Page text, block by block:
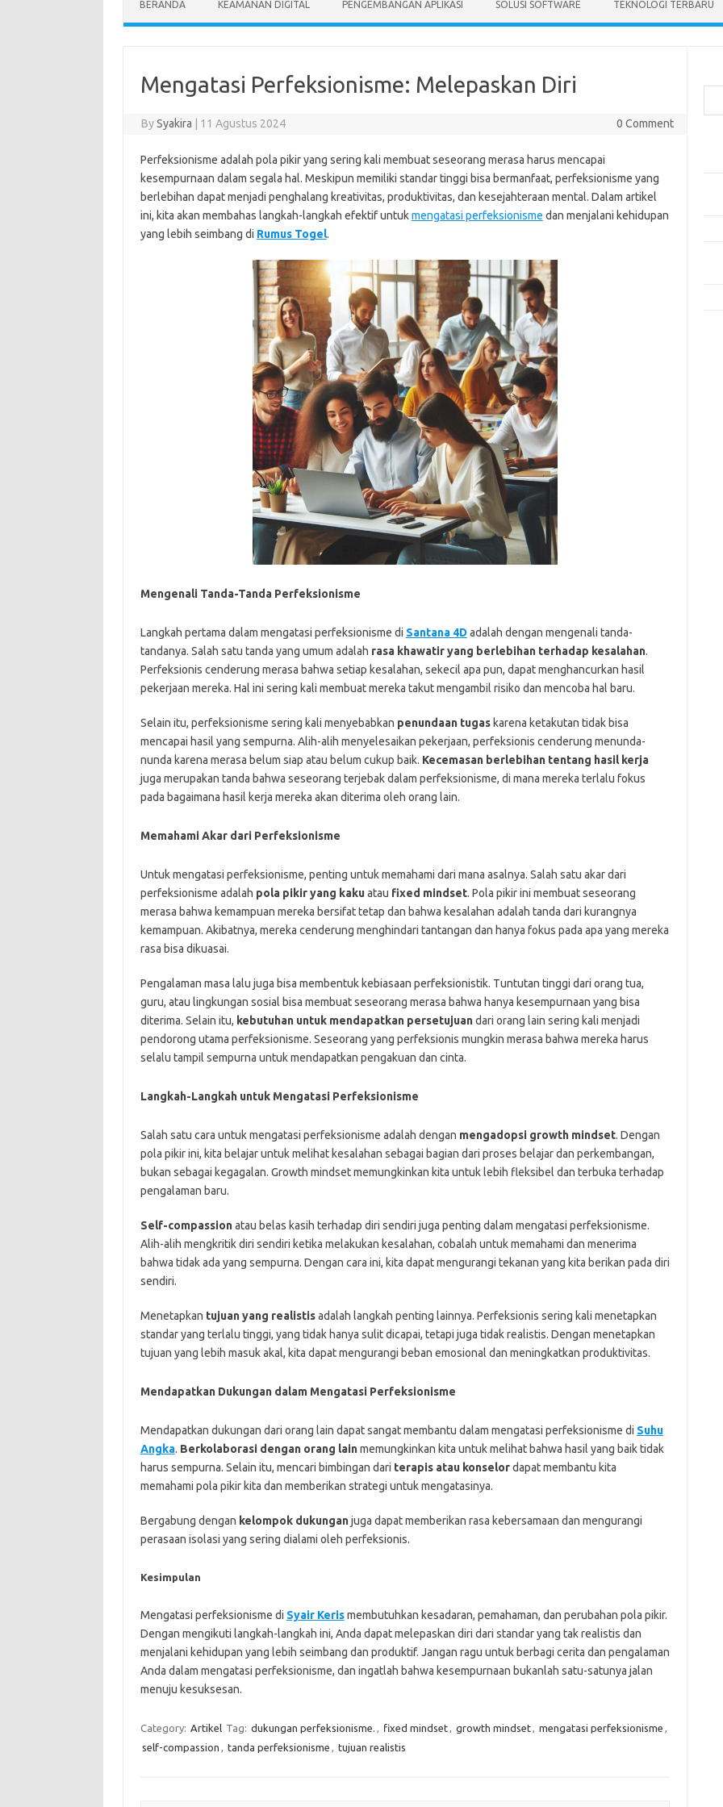
BERANDA KEAMANAN DIGITAL PENGEMBANGAN APLIKASI SOLUSI SOFTWARE TEKNOLOGI TERBARU
Mengatasi Perfeksionisme: Melepaskan Diri
BySyakira 11 Agustus 2024 0 Comment
Perfeksionisme adalah pola pikir yang sering kali membuat seseorang merasa harus mencapai
kesempurnaan dalam segala hal. Meskipun memiliki standar tinggi bisa bermanfaat, perfeksionisme yang
berlebihan dapat menjadi penghalang kreativitas, produktivitas, dan kesejahteraan mental. Dalam artikel
ini, kita akan membahas langkah-langkah efektif untukmengatasi perfeksionisme dan menjalani kehidupan
yang lebih seimbang di Rumus Togel.
Mengenali Tanda-Tanda Perfeksionisme
Langkah pertama dalam mengatasi perfeksionisme di Santana 4D adalah dengan mengenali tanda-
tandanya. Salah satu tanda yang umum adalah rasa khawatir yang berlebihan terhadap kesalahan.
Perfeksionis cenderung merasa bahwa setiap kesalahan, sekecil apa pun, dapat menghancurkan hasil
pekerjaan mereka. Hal ini sering kali membuat mereka takut mengambil risiko dan mencoba hal baru.
Selain itu, perfeksionisme sering kali menyebabkan penundaan tugaskarena ketakutan tidak bisa
mencapai hasil yang sempurna. Alih-alih menyelesaikan pekerjaan, perfeksionis cenderung menunda-
nunda karena merasa belum siap atau belum cukup baik. Kecemasan berlebihan tentang hasil kerja
juga merupakan tanda bahwa seseorang terjebak dalam perfeksionisme, di mana mereka terlalu fokus
pada bagaimana hasil kerja mereka akan diterima oleh orang lain.
Memahami Akar dari Perfeksionisme
Untuk mengatasi perfeksionisme, penting untuk memahami dari mana asalnya. Salah satu akar dari
perfeksionisme adalah pola pikir yang kakuatau fixed mindset. Pola pikir ini membuat seseorang
merasa bahwa kemampuan mereka bersifat tetap dan bahwa kesalahan adalah tanda dari kurangnya
kemampuan. Akibatnya, mereka cenderung menghindari tantangan dan hanya fokus pada apa yang mereka
rasa bisa dikuasai.
Pengalaman masa lalu juga bisa membentuk kebiasaan perfeksionistik. Tuntutan tinggi dari orang tua,
guru, atau lingkungan sosial bisa membuat seseorang merasa bahwa hanya kesempurnaan yang bisa
diterima. Selain itu, kebutuhan untuk mendapatkan persetujuandari orang lain sering kali menjadi
pendorong utama perfeksionisme. Seseorang yang perfeksionis mungkin merasa bahwa mereka harus
selalu tampil sempurna untuk mendapatkan pengakuan dan cinta.
Langkah-Langkah untuk Mengatasi Perfeksionisme
Salah satu cara untuk mengatasi perfeksionisme adalah dengan mengadopsi growth mindset. Dengan
pola pikir ini, kita belajar untuk melihat kesalahan sebagai bagian dari proses belajar dan perkembangan,
bukan sebagai kegagalan. Growth mindset memungkinkan kita untuk lebih fleksibel dan terbuka terhadap
pengalaman baru.
Self-compassionatau belas kasih terhadap diri sendiri juga penting dalam mengatasi perfeksionisme.
Alih-alih mengkritik diri sendiri ketika melakukan kesalahan, cobalah untuk memahami dan menerima
bahwa tidak ada yang sempurna. Dengan cara ini, kita dapat mengurangi tekanan yang kita berikan pada diri
sendiri.
Menetapkan tujuan yang realistisadalah langkah penting lainnya. Perfeksionis sering kali menetapkan
standar yang terlalu tinggi, yang tidak hanya sulit dicapai, tetapi juga tidak realistis. Dengan menetapkan
tujuan yang lebih masuk akal, kita dapat mengurangi beban emosional dan meningkatkan produktivitas.
Mendapatkan Dukungan dalam Mengatasi Perfeksionisme
Mendapatkan dukungan dari orang lain dapat sangat membantu dalam mengatasi perfeksionisme di Suhu
Angka. Berkolaborasi dengan orang lainmemungkinkan kita untuk melihat bahwa hasil yang baik tidak
harus sempurna. Selain itu, mencari bimbingan dari terapis atau konselordapat membantu kita
memahami pola pikir kita dan memberikan strategi untuk mengatasinya.
Bergabung dengan kelompok dukunganjuga dapat memberikan rasa kebersamaan dan mengurangi
perasaan isolasi yang sering dialami oleh perfeksionis.
Kesimpulan
Mengatasi perfeksionisme di Syair Kerismembutuhkan kesadaran, pemahaman, dan perubahan pola pikir.
Dengan mengikuti langkah-langkah ini, Anda dapat melepaskan diri dari standar yang tak realistis dan
menjalani kehidupan yang lebih seimbang dan produktif. Jangan ragu untuk berbagi cerita dan pengalaman
Anda dalam mengatasi perfeksionisme, dan ingatlah bahwa kesempurnaan bukanlah satu-satunya jalan
menuju kesuksesan.
Category: Artikel Tag: dukungan perfeksionisme. , fixed mindset, growth mindset, mengatasi perfeksionisme ,
self-compassion , tanda perfeksionisme , tujuan realistis